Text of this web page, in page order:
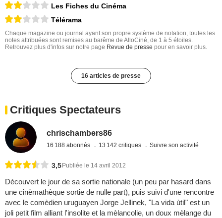
Les Fiches du Cinéma
Télérama
Chaque magazine ou journal ayant son propre système de notation, toutes les
notes attribuées sont remises au barême de AlloCiné, de 1 à 5 étoiles.
Retrouvez plus d'infos sur notre page Revue de presse pour en savoir plus.
16 articles de presse
Critiques Spectateurs
chrischambers86
16 188 abonnés 13 142 critiques Suivre son activité
3,5 Publiée le 14 avril 2012
Dècouvert le jour de sa sortie nationale (un peu par hasard dans
une cinèmathèque sortie de nulle part), puis suivi d'une rencontre
avec le comèdien uruguayen Jorge Jellinek, "La vida ùtil" est un
joli petit film alliant l'insolite et la mèlancolie, un doux mèlange du